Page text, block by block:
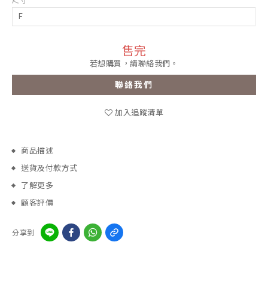
售完
若想購買，請聯絡我們。
聯絡我們
加入追蹤清單
商品描述
送貨及付款方式
了解更多
顧客評價
分享到